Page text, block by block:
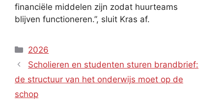
financiële middelen zijn zodat huurteams
blijven functioneren.”, sluit Kras af.
Categories
2026
Scholieren en studenten sturen brandbrief:
de structuur van het onderwijs moet op de
schop